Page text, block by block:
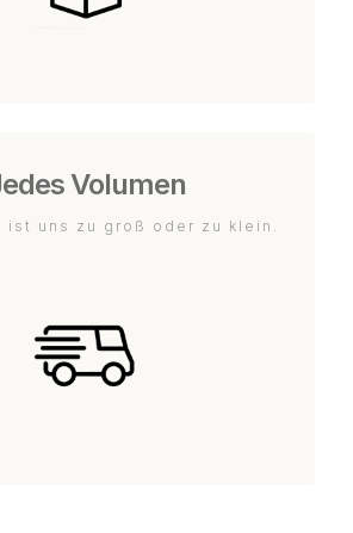
Volumen
ist uns zu groß oder zu klein.